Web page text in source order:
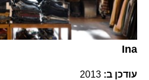
Ina
עודכן ב: 2013